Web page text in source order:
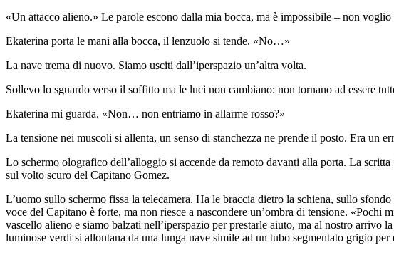
«Un attacco alieno.» Le parole escono dalla mia bocca, ma è impossibile – non
Ekaterina porta le mani alla bocca, il lenzuolo si tende. «No…»
La nave trema di nuovo. Siamo usciti dall’iperspazio un’altra volta.
Sollevo lo sguardo verso il soffitto ma le luci non cambiano: non tornano ad essere
Ekaterina mi guarda. «Non… non entriamo in allarme rosso?»
La tensione nei muscoli si allenta, un senso di stanchezza ne prende il posto. Era un
Lo schermo olografico dell’alloggio si accende da remoto davanti alla porta. La
sul volto scuro del Capitano Gomez.
L’uomo sullo schermo fissa la telecamera. Ha le braccia dietro la schiena, sullo
voce del Capitano è forte, ma non riesce a nascondere un’ombra di tensione. «Pochi
vascello alieno e siamo balzati nell’iperspazio per prestarle aiuto, ma al nostro
luminose verdi si allontana da una lunga nave simile ad un tubo segmentato grigio